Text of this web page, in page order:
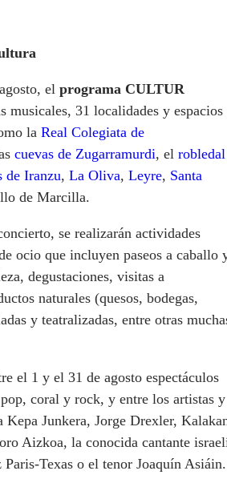
el programa CULTUR
musicales, 31 localidades y espacios
la Real Colegiata de
cuevas de Zugarramurdi, el robledal
de Iranzu, La Oliva, Leyre, Santa
de Marcilla.
se realizarán actividades
ocio que incluyen paseos a caballo
degustaciones, visitas a
naturales (quesos, bodegas,
y teatralizadas, entre otras
el 1 y el 31 de agosto espectáculos
coral y rock, y entre los artistas y
Kepa Junkera, Jorge Drexler,
Aizkoa, la conocida cantante
Texas o el tenor Joaquín Asiáin.